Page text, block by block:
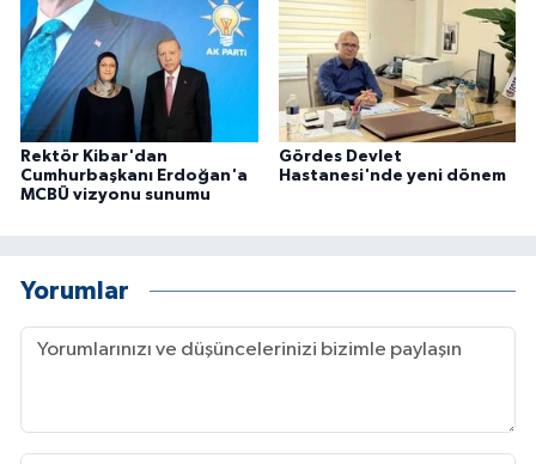
Rektör Kibar'dan
Cumhurbaşkanı Erdoğan'a
MCBÜ vizyonu sunumu
Gördes Devlet
Hastanesi'nde yeni dönem
Yorumlar